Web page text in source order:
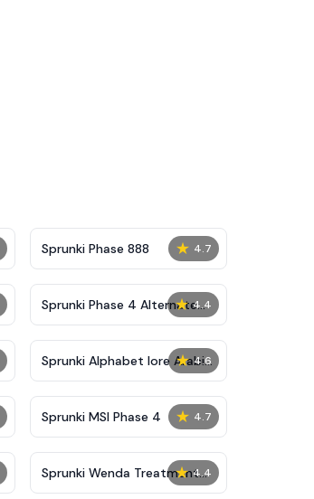
★ 4.7
Sprunki Phase 888
★ 4.4
Sprunki Phase 4 Alternate
Edition
★ 4.6
Sprunki Alphabet lore Arabic
Phase 3
★ 4.7
Sprunki MSI Phase 4
★ 4.4
Sprunki Wenda Treatment
Phase 40